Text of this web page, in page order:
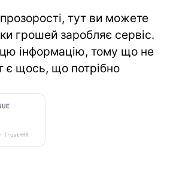
тут ви можете
грошей заробляє сервіс.
інформацію, тому що не
щось, що потрібно